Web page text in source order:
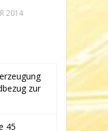
2014
zur
45